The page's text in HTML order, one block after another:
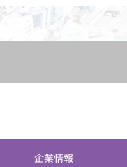
企業情報